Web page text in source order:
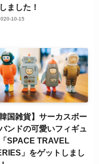
ました！
10-15
韓国雑貨】サーカスボー
ンドの可愛いフィギュ
SPACE TRAVEL
」をゲットしまし